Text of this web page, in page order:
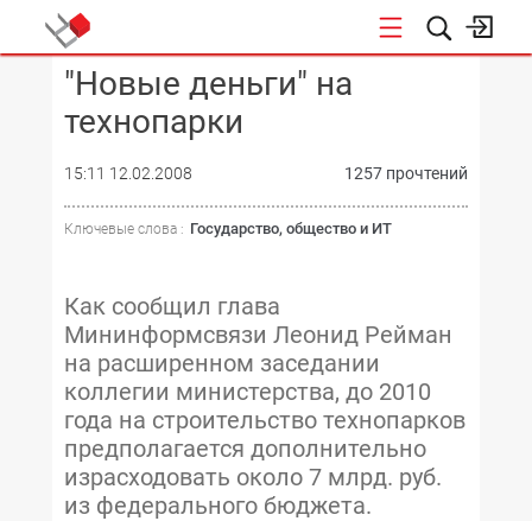
КОНФЕРЕНЦИИ
"Новые деньги" на
технопарки
15:11 12.02.2008 1257 прочтений
Ключевые слова : Государство, общество и ИТ
Как сообщил глава
Мининформсвязи Леонид Рейман
на расширенном заседании
коллегии министерства, до 2010
года на строительство технопарков
предполагается дополнительно
израсходовать около 7 млрд. руб.
из федерального бюджета.